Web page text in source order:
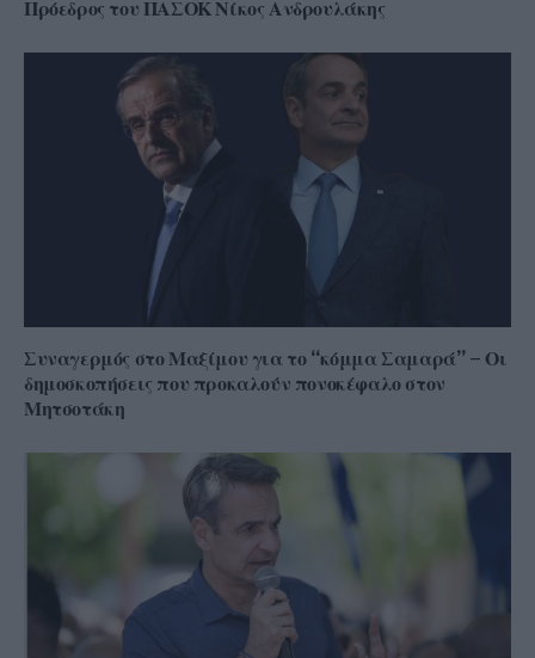
Πρόεδρος του ΠΑΣΟΚ Νίκος Ανδρουλάκης
Συναγερμός στο Μαξίμου για το “κόμμα Σαμαρά” – Οι
δημοσκοπήσεις που προκαλούν πονοκέφαλο στον
Μητσοτάκη